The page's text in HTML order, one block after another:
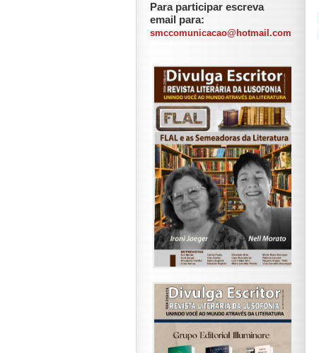
Para participar escreva
email para:
smccomunicacao@hotmail.com